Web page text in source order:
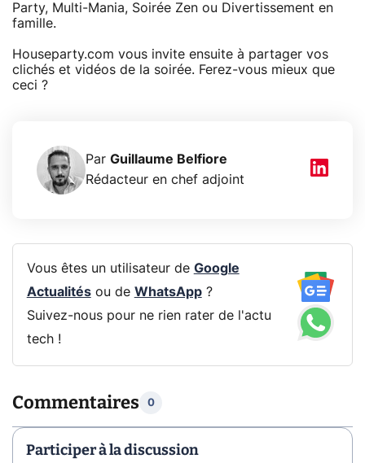
Party, Multi-Mania, Soirée Zen ou Divertissement en
famille.
Houseparty.com vous invite ensuite à partager vos
clichés et vidéos de la soirée. Ferez-vous mieux que
ceci ?
Par Guillaume Belfiore
Rédacteur en chef adjoint
Vous êtes un utilisateur de Google
Actualitésou de WhatsApp?
Suivez-nous pour ne rien rater de l'actu
tech !
Commentaires 0
Participer à la discussion